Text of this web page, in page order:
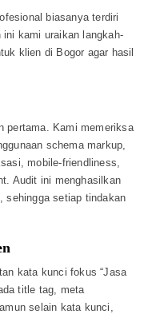
biasanya terdiri
ini kami uraikan langkah-
klien di Bogor agar hasil
pertama. Kami memeriksa
schema markup,
mobile-friendliness,
Audit ini menghasilkan
sehingga setiap tindakan
kata kunci fokus “Jasa
title tag, meta
selain kata kunci,